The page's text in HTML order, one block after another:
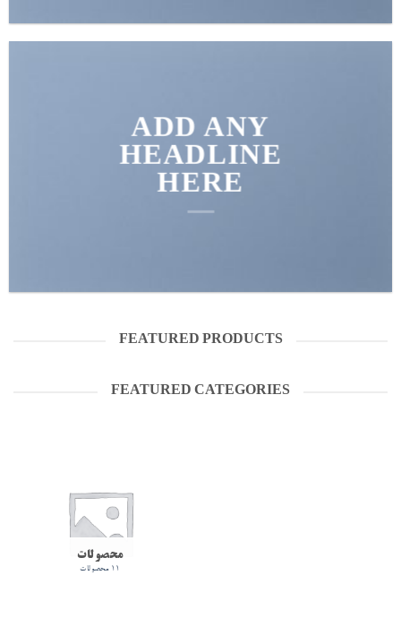
ADD ANY
HEADLINE
HERE
FEATURED PRODUCTS
FEATURED CATEGORIES
محصولات
11 محصولات